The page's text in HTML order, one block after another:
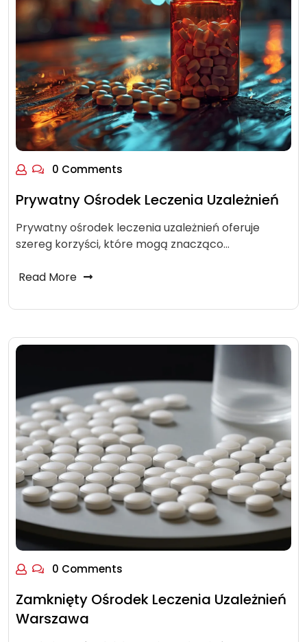
0 Comments
Prywatny Ośrodek Leczenia Uzależnień
Prywatny ośrodek leczenia uzależnień oferuje
szereg korzyści, które mogą znacząco…
Read More
0 Comments
Zamknięty Ośrodek Leczenia Uzależnień
Warszawa